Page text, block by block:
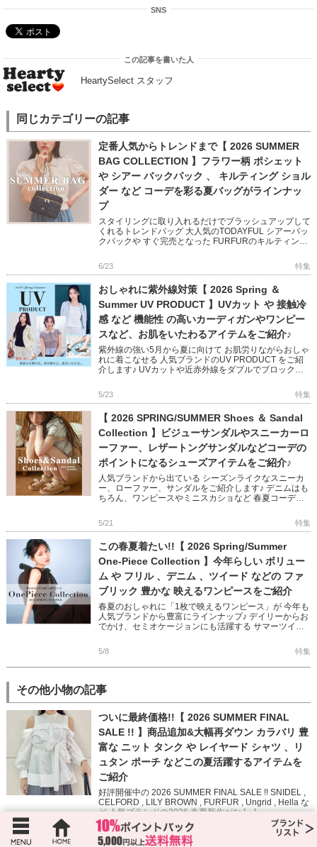
SNS
この記事を書いた人
HeartySelect スタッフ
同じカテゴリーの記事
定番人気からトレンドまで【 2026 SUMMER
BAG COLLECTION 】フラワー柄 ポシェット
や シアー バックパック 、 キルティング ショル
ダー など コーデを彩る夏バッグがラインナッ
プ
スタイリングに取り入れるだけでブラッシュアップして
くれるトレンドバッグ 大人気のTODAYFUL シアーバッ
クパックや すぐ完売となった FURFURのキルティング
[…]
6/23 特集
おしゃれに紫外線対策【 2026 Spring ＆
Summer UV PRODUCT 】UVカット や 接触冷
感 など 機能性 の高いカーディガンやワンピー
スなど、お肌をいたわるアイテムをご紹介♪
紫外線の強い5月から夏に向けて お肌労りながらおしゃ
れに着こなせる 人気ブランドのUV PRODUCT をご紹
介します♪ UVカットや近赤外線をダブルでブロック、
性×機能 […]
5/23 特集
【 2026 SPRING/SUMMER Shoes ＆ Sandal
Collection 】ビジューサンダルやスニーカーロ
ーファー、レザートングサンダルなどコーデの
ポイントになるシューズアイテムをご紹介♪
人気ブランドから出ている シーズンライクなスニーカ
ー、ローファー、サンダルをご紹介します♪ デニムはも
ちろん、ワンピースやミニスカショなど 春夏コーデに
入れるのにぴったり […]
5/21 特集
この春夏着たい!!【 2026 Spring/Summer
One-Piece Collection 】今年らしい ボリュー
ム や フリル 、デニム 、ツイード などの ファ
ブリック 豊かな 映えるワンピースをご紹介
春夏のおしゃれに「1枚で映えるワンピース」が 今年も
人気ブランドから豊富にラインナップ♪ デイリーからお
でかけ、セミオケージョンにも活躍する サマーツイー
ョルやアメスリに […]
5/8 特集
その他小物の記事
ついに最終価格!!【 2026 SUMMER FINAL
SALE !! 】商品追加&大幅再ダウン カラバリ 豊
富な ニット タンク や レイヤード シャツ 、リ
ュタン ポーチ などこの夏活躍するアイテムを
ご紹介
好評開催中の 2026 SUMMER FINAL SALE !! SNIDEL ,
CELFORD , LILY BROWN , FURFUR , Ungrid , Hella な
ど 人気ブランドの2026 春夏新作がな […]
8/5 セール情報